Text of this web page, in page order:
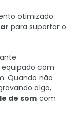
otimizado
para suportar o
equipado com
Quando não
algo,
de som com